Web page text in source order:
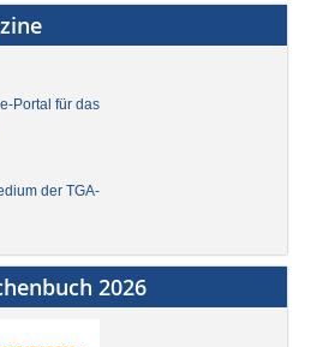
Portal für das
der TGA-
2026